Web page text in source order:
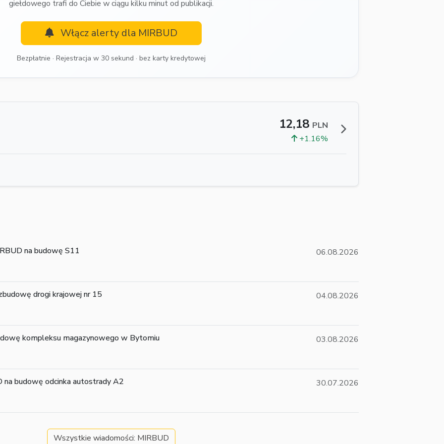
giełdowego trafi do Ciebie w ciągu kilku minut od publikacji.
Włącz alerty dla MIRBUD
Bezpłatnie · Rejestracja w 30 sekund · bez karty kredytowej
12,18 PLN
+1.16%
na budowę S11 06.08.2026
drogi krajowej nr 15 04.08.2026
kompleksu magazynowego w Bytomiu 03.08.2026
budowę odcinka autostrady A2 30.07.2026
Wszystkie wiadomości: MIRBUD